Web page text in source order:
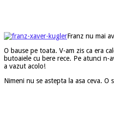
Franz nu mai
O bause pe toata. V-am zis ca era
butoaiele cu bere rece. Pe atunci n-
a vazut acolo!
Nimeni nu se astepta la asa ceva.